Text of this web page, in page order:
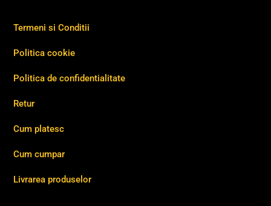
Termeni si Conditii
Politica cookie
Politica de confidentialitate
Retur
Cum platesc
Cum cumpar
Livrarea produselor